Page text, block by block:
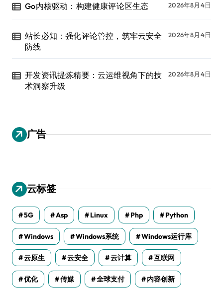
Go内核驱动：构建健康评论区生态 2026年8月4日
站长必知：强化评论管控，筑牢云安全
防线
2026年8月4日
开发资讯提炼精要：云运维视角下的技
术洞察升级
2026年8月4日
广告
云标签
5G Asp Linux Php Python
Windows Windows系统 Windows运行库
云原生 云安全 云计算 互联网
优化 传媒 全球支付 内容创新